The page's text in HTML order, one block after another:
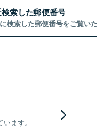
索した郵便番号
検索した郵便番号をご覧いた
ます。